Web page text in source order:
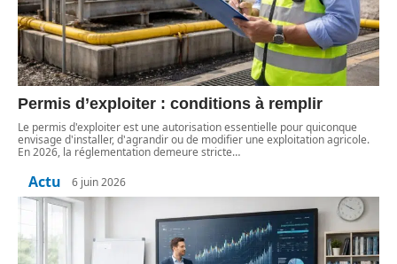
Permis d’exploiter : conditions à remplir
Le permis d'exploiter est une autorisation essentielle pour quiconque
envisage d'installer, d'agrandir ou de modifier une exploitation agricole.
En 2026, la réglementation demeure stricte…
Actu 6 juin 2026